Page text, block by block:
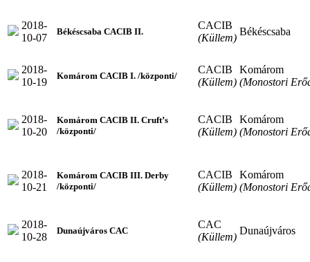
2018-
10-07
Békéscsaba CACIB II.
CACIB
(Küllem)
Békéscsaba
2018-
10-19
Komárom CACIB I. /központi/
CACIB
(Küllem)
Komárom
(Monostori
2018-
10-20
Komárom CACIB II. Cruft’s
/központi/
CACIB
(Küllem)
Komárom
(Monostori
2018-
10-21
Komárom CACIB III. Derby
/központi/
CACIB
(Küllem)
Komárom
(Monostori
2018-
10-28
Dunaújváros CAC
CAC
(Küllem)
Dunaújváros